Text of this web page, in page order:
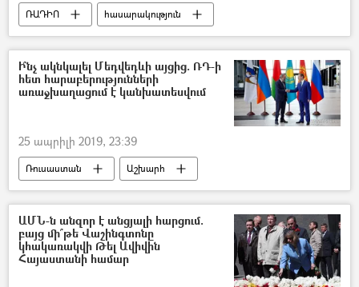
ՌԱԴԻՈ
հասարակություն
Հայաստան
Արտակ Զեյնալյան
Ի՞նչ ակնկալել Մեդվեդևի այցից. ՌԴ-ի
հետ հարաբերությունների
առաջխաղացում է կանխատեսվում
25 ապրիլի 2019, 23:39
Ռուսաստան
Աշխարհ
Քաղաքականություն
Հայաստան
Տնտեսություն
Եվրասիական տնտեսական միություն (ԵԱՏՄ)
Իրանի Իսլամական Հանրապետություն
ԱՄՆ-ն անզոր է անցյալի հարցում.
բայց մի՞թե Վաշինգտոնը
կհակառակվի Թել Ավիվին
Հայաստանի համար